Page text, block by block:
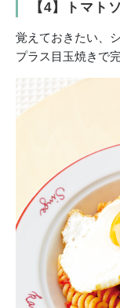
【4】トマト
覚えておきたい、
プラス目玉焼きで